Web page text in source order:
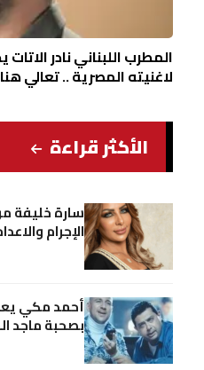
لاغنيته المصرية .. تعالي هنا
الأكثر قراءة
سارة خليفة
الإجرام
أحمد مكي
بصحبة ماجد